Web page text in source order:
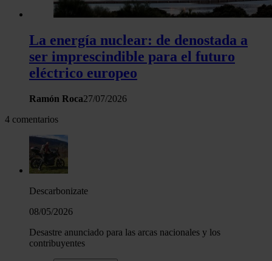
La energía nuclear: de denostada a
ser imprescindible para el futuro
eléctrico europeo
Ramón Roca27/07/2026
4 comentarios
Descarbonizate
08/05/2026
Desastre anunciado para las arcas nacionales y los
contribuyentes